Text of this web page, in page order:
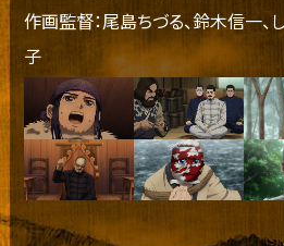
作画監督：尾島ちづる、鈴木信一、
子